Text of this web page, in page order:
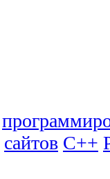
сайтов C++